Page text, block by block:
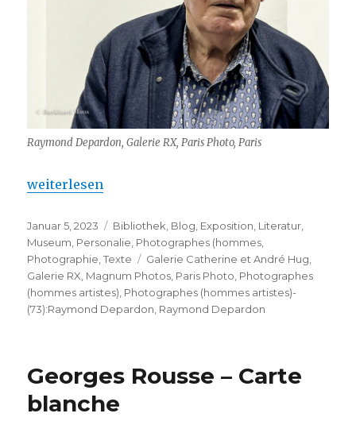
Raymond Depardon, Galerie RX, Paris Photo, Paris
„Photographes (hommes, artistes) – (73):
weiterlesen
Veröffentlicht
am
Januar 5, 2023 Kategorien
Bibliothek, Blog, Exposition, Literatur,
Museum, Personalie, Photographes (hommes,
Photographie,Texte Schlagwörter
Galerie Catherine et André Hug,
Galerie RX, Magnum Photos, Paris Photo, Photographes
(hommes artistes), Photographes (hommes artistes)-
(73):Raymond Depardon, Raymond Depardon
Georges Rousse – Carte
blanche